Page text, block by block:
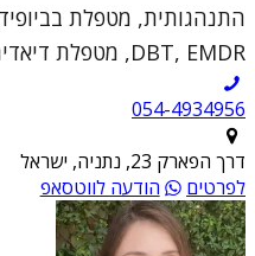
התנהגותית, מטפלת
DBT, EMDR, מטפלת דיאדית, מנחה קבוצ...
054-4934956
דרך הפארק 23, נתניה, ישראל
לפרטים
הודעה לווטסאפ